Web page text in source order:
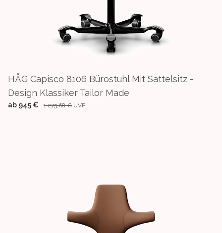
HÅG Capisco 8106 Bürostuhl Mit Sattelsitz -
Design Klassiker Tailor Made
ab 945 € 1.275,68 € UVP